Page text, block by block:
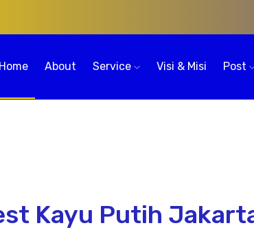
Home About Service Visi & Misi Post
Kayu Putih